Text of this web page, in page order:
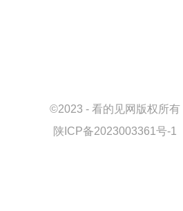
©2023 - 看的见网版权所有
陕ICP备2023003361号-1